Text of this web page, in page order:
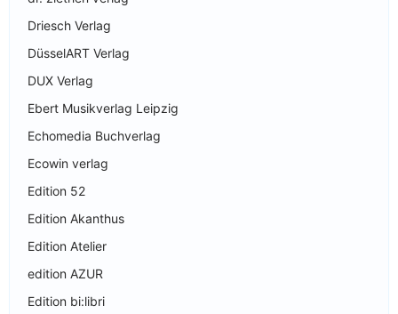
Driesch Verlag
DüsselART Verlag
DUX Verlag
Ebert Musikverlag Leipzig
Echomedia Buchverlag
Ecowin verlag
Edition 52
Edition Akanthus
Edition Atelier
edition AZUR
Edition bi:libri